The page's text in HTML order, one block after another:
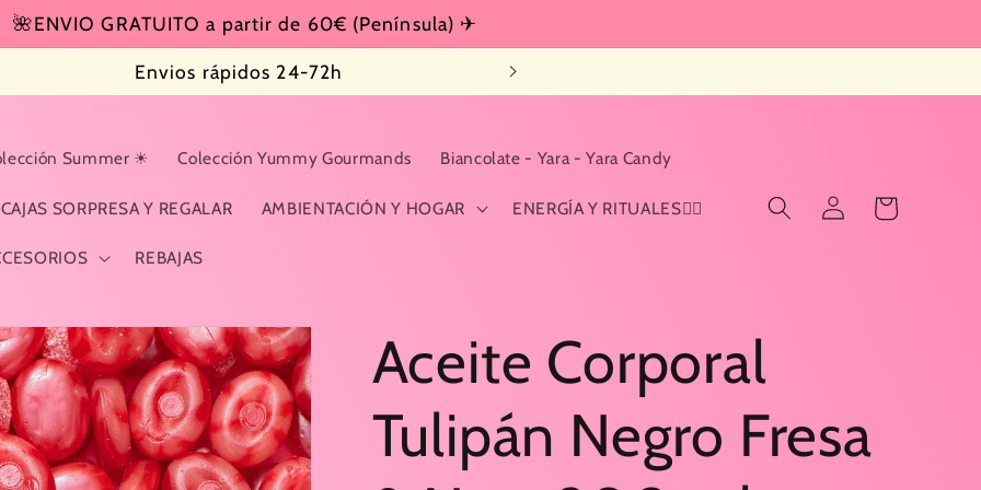
🌺ENVIO GRATUITO a partir de 60€ (Península) ✈
Envios rápidos 24-72h
Summer ☀ Colección Yummy Gourmands Biancolate - Yara - Yara Candy
CAJAS SORPRESA Y REGALAR AMBIENTACIÓN Y HOGAR ENERGÍA Y RITUALES🧙‍♀️
REBAJAS
Iniciar
sesión
Carrito
Aceite Corporal
Tulipán Negro Fresa